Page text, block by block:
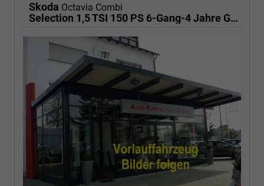
Skoda Octavia Combi
Selection 1,5 TSI 150 PS 6-Gang-4 Jahre Garantie-Anhängerkupplung schwenkbar-PDC vorne und hinten-Sitzheizung-Smart Link